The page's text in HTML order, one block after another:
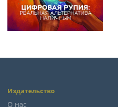
Издательство
О нас